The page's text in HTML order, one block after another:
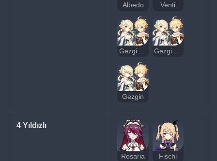
Albedo Venti
Gezgin (Toprak)
Gezgin
4 Yıldızlı
Rosaria Fischl